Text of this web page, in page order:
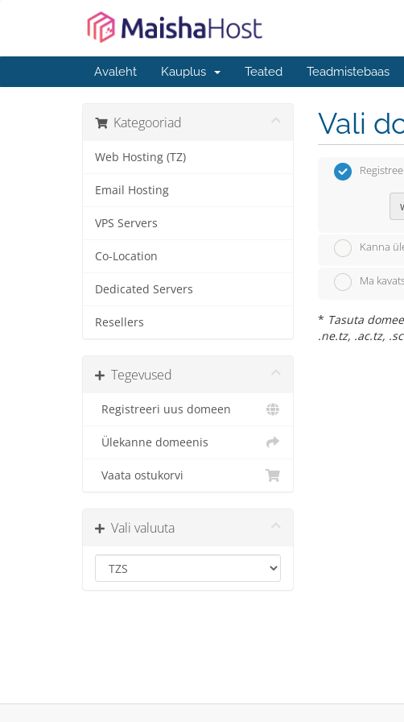
Avaleht Kauplus Teated Teadmistebaas
Kategooriad
Web Hosting (TZ)
Email Hosting
VPS Servers
Co-Location
Dedicated Servers
Resellers
Tegevused
Registreeri uus domeen
Ülekanne domeenis
Vaata ostukorvi
Vali valuuta
Vali
Kanna
Ma
* Tasuta
.ne.tz, .ac.tz,